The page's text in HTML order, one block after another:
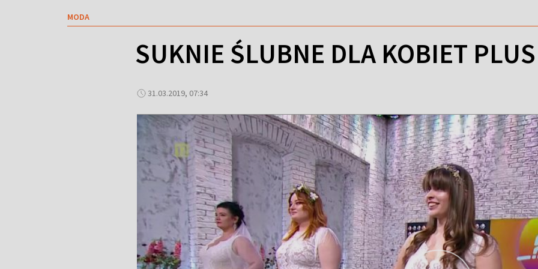
MODA
SUKNIE ŚLUBNE DLA KOBIET
31.03.2019, 07:34